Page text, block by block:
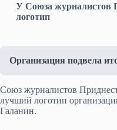
кУ Союза журналистов
логотип
Организация подвела
Союз журналистов
лучший логотип
Галанин.